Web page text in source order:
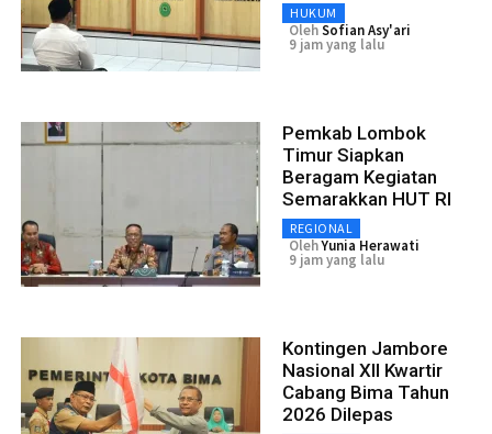
HUKUM
OlehSofian Asy'ari
9 jam yang lalu
Pemkab Lombok
Timur Siapkan
Beragam Kegiatan
Semarakkan HUT RI
REGIONAL
OlehYunia Herawati
9 jam yang lalu
Kontingen Jambore
Nasional XII Kwartir
Cabang Bima Tahun
2026 Dilepas